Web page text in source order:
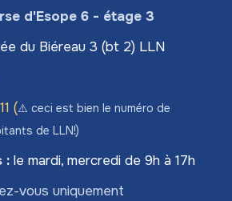
d'Esope 6 - étage 3
du Biéreau 3 (bt 2) LLN
(⚠️ ceci est bien le numéro de
de LLN!)
: le mardi, mercredi de 9h à 17h
vous uniquement